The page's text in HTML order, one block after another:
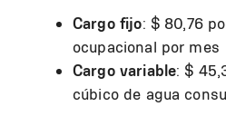
Cargo fijo: $ 80,76
ocupacional por mes
Cargo variable: $
cúbico de agua